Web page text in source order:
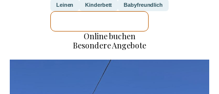
Leinen Kinderbett Babyfreundlich
Online buchen
Besondere Angebote